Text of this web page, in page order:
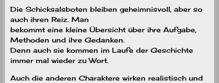
Die Schicksalsboten bleiben geheimnisvoll, aber so
auch ihren Reiz. Man
bekommt eine kleine Übersicht über ihre Aufgabe,
Methoden und ihre Gedanken.
Denn auch sie kommen im Laufe der Geschichte
immer mal wieder zu Wort.
Auch die anderen Charaktere wirken realistisch und